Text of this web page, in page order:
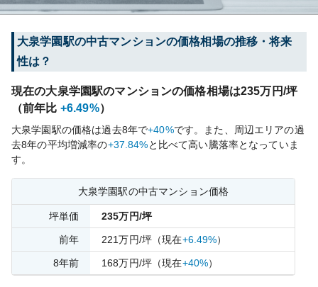
大泉学園駅の中古マンションの価格相場の推移・将来
性は？
現在の大泉学園駅のマンションの価格相場は235万円/坪
（前年比 +6.49%）
大泉学園駅の価格は過去8年で+40%です。
また、周辺エリアの過
去8年の平均増減率の+37.84%と比べて高い騰落率となっていま
す。
大泉学園駅の中古マンション価格
坪単価 235万円/坪
前年 221万円/坪 （現在+6.49%）
8年前 168万円/坪 （現在+40%）